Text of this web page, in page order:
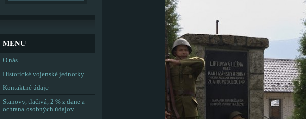
MENU
O nás
Historické vojenské jednotky
Kontaktné údaje
Stanovy, tlačivá, 2 % z dane a
ochrana osobných údajov